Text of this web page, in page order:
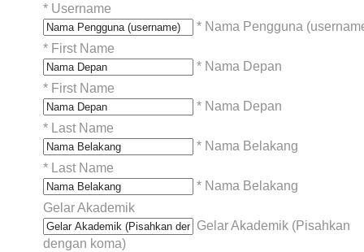
* Username
* Nama Pengguna
* First Name
* Nama Depan
* First Name
* Nama Depan
* Last Name
* Nama Belakang
* Last Name
* Nama Belakang
Gelar Akademik
Gelar Akademik (Pisahkan
dengan koma)